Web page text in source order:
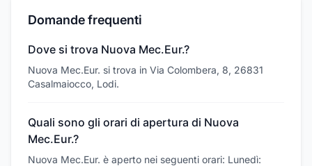
Domande frequenti
Dove si trova Nuova Mec.Eur.?
Nuova Mec.Eur. si trova in Via Colombera, 8, 26831
Casalmaiocco, Lodi.
Quali sono gli orari di apertura di Nuova
Mec.Eur.?
Nuova Mec.Eur. è aperto nei seguenti orari: Lunedì: